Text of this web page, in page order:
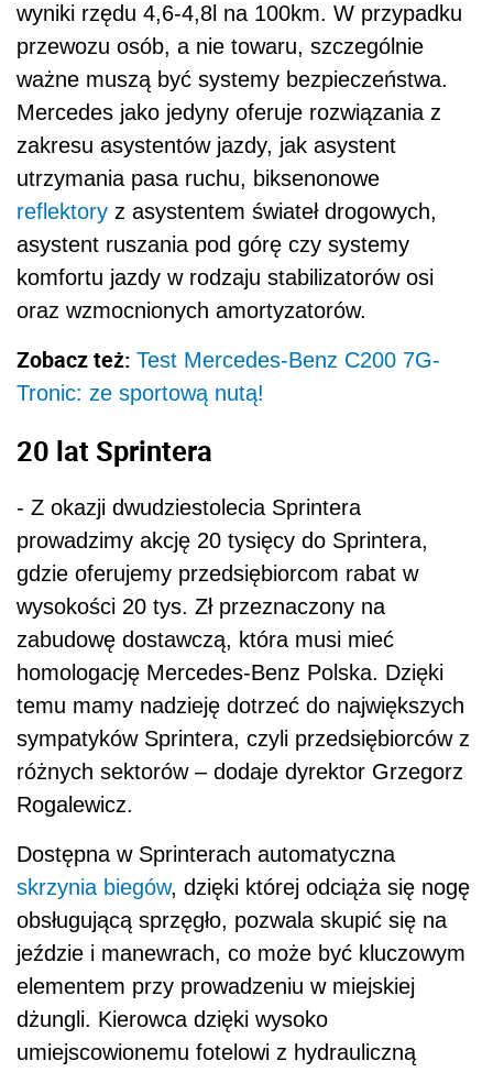
wyniki rzędu 4,6-4,8l na 100km. W przypadku
przewozu osób, a nie towaru, szczególnie
ważne muszą być systemy bezpieczeństwa.
Mercedes jako jedyny oferuje rozwiązania z
zakresu asystentów jazdy, jak asystent
utrzymania pasa ruchu, biksenonowe
reflektory z asystentem świateł drogowych,
asystent ruszania pod górę czy systemy
komfortu jazdy w rodzaju stabilizatorów osi
oraz wzmocnionych amortyzatorów.
Zobacz też: Test Mercedes-Benz C200 7G-
Tronic: ze sportową nutą!
20 lat Sprintera
- Z okazji dwudziestolecia Sprintera
prowadzimy akcję 20 tysięcy do Sprintera,
gdzie oferujemy przedsiębiorcom rabat w
wysokości 20 tys. Zł przeznaczony na
zabudowę dostawczą, która musi mieć
homologację Mercedes-Benz Polska. Dzięki
temu mamy nadzieję dotrzeć do największych
sympatyków Sprintera, czyli przedsiębiorców z
różnych sektorów – dodaje dyrektor Grzegorz
Rogalewicz.
Dostępna w Sprinterach automatyczna
skrzynia biegów, dzięki której odciąża się nogę
obsługującą sprzęgło, pozwala skupić się na
jeździe i manewrach, co może być kluczowym
elementem przy prowadzeniu w miejskiej
dżungli. Kierowca dzięki wysoko
umiejscowionemu fotelowi z hydrauliczną